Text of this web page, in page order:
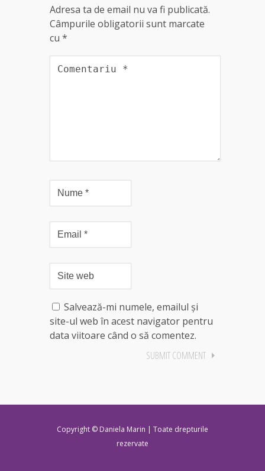
Adresa ta de email nu va fi publicată.
Câmpurile obligatorii sunt marcate
cu *
Salvează-mi numele, emailul și
site-ul web în acest navigator pentru
data viitoare când o să comentez.
Copyright © Daniela Marin | Toate drepturile
rezervate